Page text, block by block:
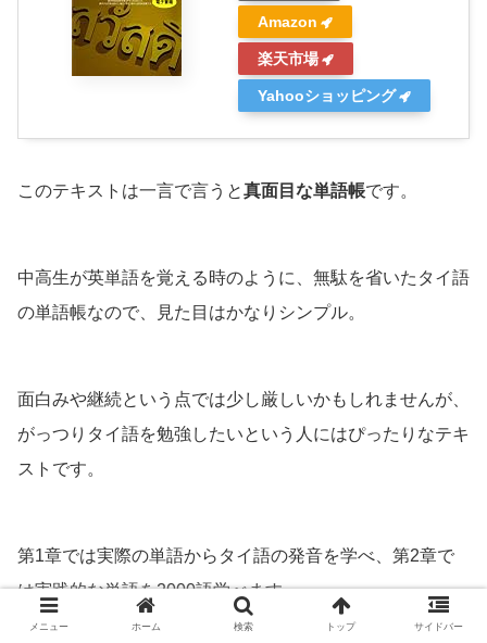
Amazon
楽天市場
Yahooショッピング
このテキストは一言で言うと真面目な単語帳です。
中高生が英単語を覚える時のように、無駄を省いたタイ語
の単語帳なので、見た目はかなりシンプル。
面白みや継続という点では少し厳しいかもしれませんが、
がっつりタイ語を勉強したいという人にはぴったりなテキ
ストです。
第1章では実際の単語からタイ語の発音を学べ、第2章で
は実践的な単語を2000語学べます。
メニュー ホーム 検索 トップ サイドバー